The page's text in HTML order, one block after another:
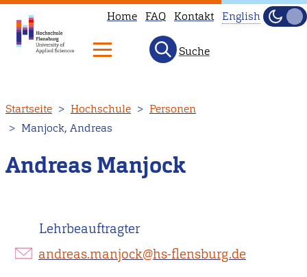
zum
Inhalt
Home FAQ Kontakt
English
English
Hell
Suche
Startseite Hochschule
Personen
Manjock, Andreas
Andreas Manjock
Lehrbeauftragter
andreas.manjock@hs-flensburg.de